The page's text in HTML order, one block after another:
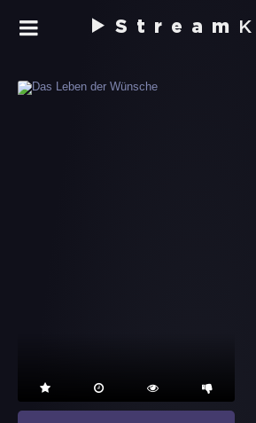
Stream